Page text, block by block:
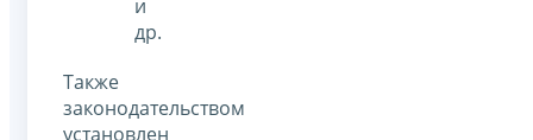
и
др.
Также
законодательством
установлен